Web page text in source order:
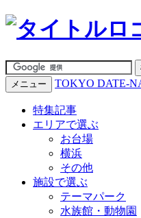
メニュー TOKYO DATE-
特集記事
エリアで選ぶ
お台場
横浜
その他
施設で選ぶ
テーマパーク
水族館・動物園